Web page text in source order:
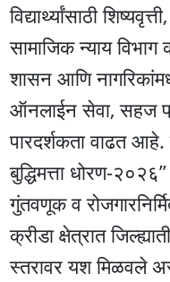
विद्यार्थ्यांसाठी
सामाजिक न्याय
शासन आणि
ऑनलाईन सेवा, सहज
पारदर्शकता वाढत
बुद्धिमत्ता धोरण-
गुंतवणूक व
क्रीडा क्षेत्रात
स्तरावर यश मिळवले